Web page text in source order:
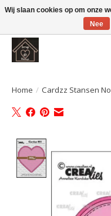
Large selection of products
Home / Cardzz Stansen
Wij slaan cookies op om onze
Nee